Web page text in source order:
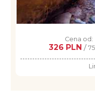
Cena od:
326 PLN /